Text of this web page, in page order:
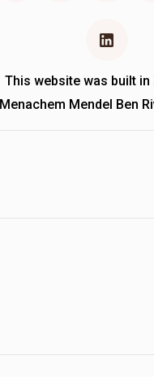
This website was built
Menachem Mendel Ben